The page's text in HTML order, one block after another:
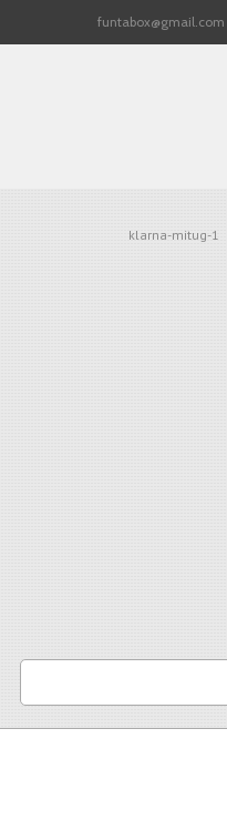
funtabox@gmail.com
klarna-mitug-1